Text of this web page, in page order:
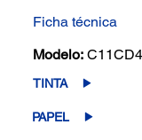
Ficha técnica
Modelo:
TINTA
PAPEL